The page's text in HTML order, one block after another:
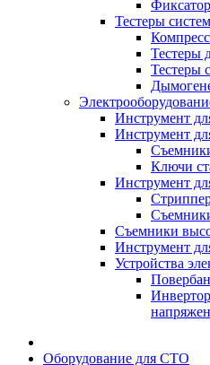
Тестеры
Тестеры
Тестеры
Инструмент
Инструмент
Ключи
Инструмент
Съемники
Инструмент
Устройства
Оборудование для СТО